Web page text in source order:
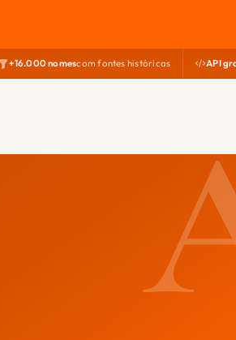
+16.000 nomescom fontes históricas API